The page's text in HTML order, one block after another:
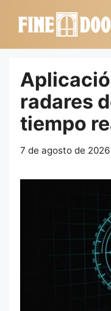
radares
tiempo
7 de agosto de 2026